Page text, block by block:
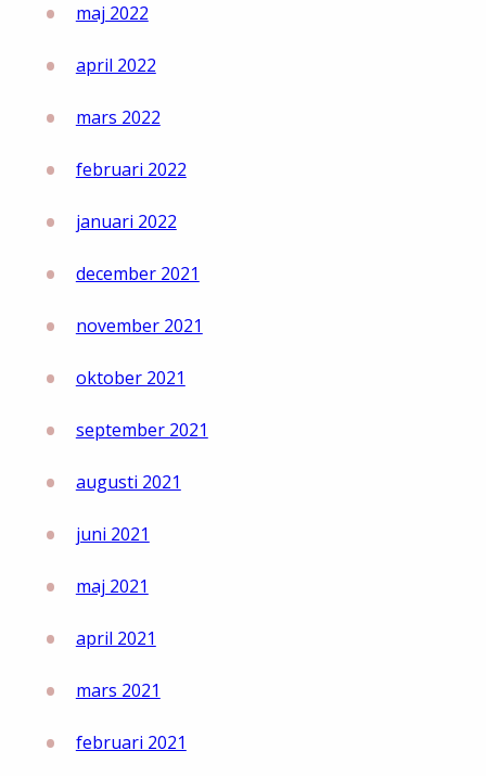
maj 2022
april 2022
mars 2022
februari 2022
januari 2022
december 2021
november 2021
oktober 2021
september 2021
augusti 2021
juni 2021
maj 2021
april 2021
mars 2021
februari 2021